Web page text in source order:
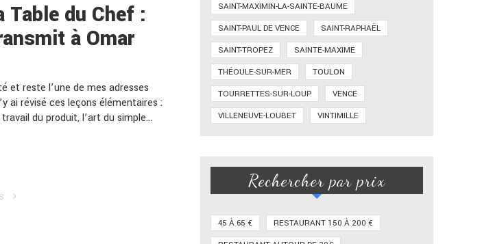
Table du Chef :
à Omar
et reste l’une de mes adresses
ai révisé ces leçons élémentaires :
du produit, l’art du simple…
SAINT-MAXIMIN-LA-SAINTE-BAUME
SAINT-PAUL DE VENCE
SAINT-RAPHAËL
SAINT-TROPEZ
SAINTE-MAXIME
THÉOULE-SUR-MER
TOULON
TOURRETTES-SUR-LOUP
VENCE
VILLENEUVE-LOUBET
VINTIMILLE
Rechercher par prix
45 À 65 €
RESTAURANT 150 À 200 €